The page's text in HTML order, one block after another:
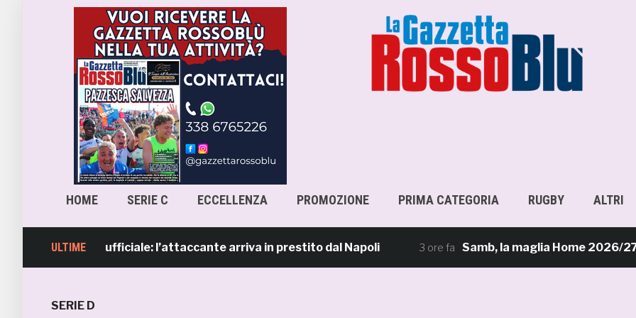
HOME SERIE C ECCELLENZA PROMOZIONE PRIMA CATEGORIA RUGBY ALTRI
ULTIME
è ufficiale: l’attaccante arriva in prestito dal Napoli 3 ore fa Samb, la maglia Home 2026/27: «Il sale sulla
SERIE D